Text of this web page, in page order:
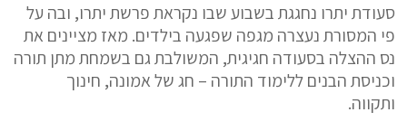
סעודת יתרו נחגגת בשבוע שבו נקראת פרשת יתרו, ובה על
פי המסורת נעצרה מגפה שפגעה בילדים. מאז מציינים את
נס ההצלה בסעודה חגיגית, המשולבת גם בשמחת מתן תורה
וכניסת הבנים ללימוד התורה – חג של אמונה, חינוך
ותקווה.